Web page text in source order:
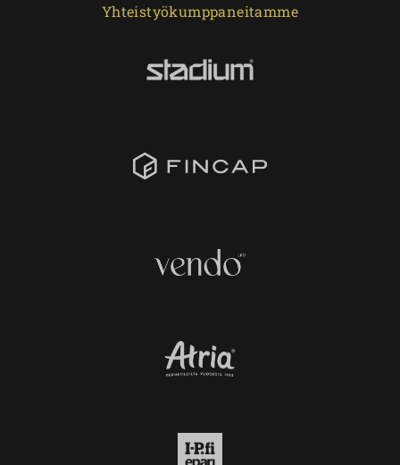
Yhteistyökumppaneitamme